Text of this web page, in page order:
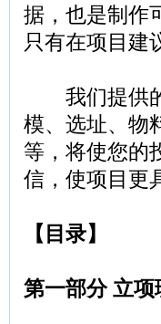
据，也是制作
只有在项目建
我们提供的
模、选址、物
等，将使您的
信，使项目更
【目录】
第一部分 立项